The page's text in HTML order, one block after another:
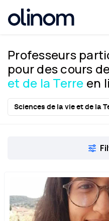
Devenir
professeur
connecter
Professeurs
pour des cours
et de la Terre en
Olinom™ respecte votre vie